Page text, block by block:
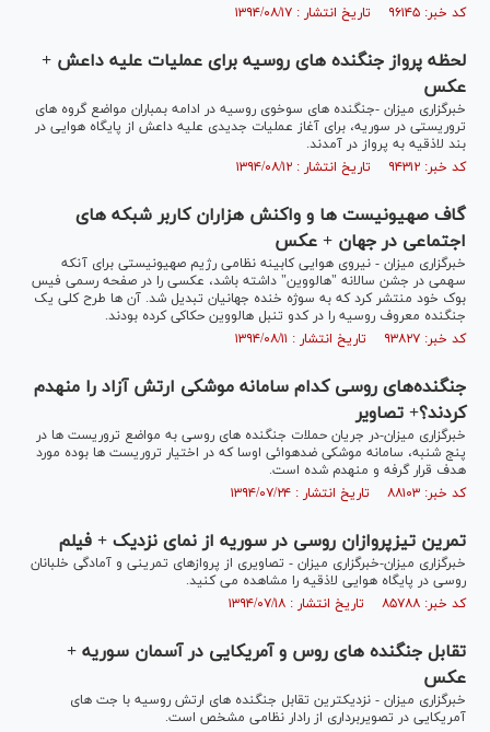
کد خبر: ۹۶۱۴۵ تاریخ انتشار : ۱۳۹۴/۰۸/۱۷
لحظه پرواز جنگنده های روسیه برای عملیات علیه داعش +
عکس
خبرگزاری میزان -جنگنده های سوخوی روسیه در ادامه بمباران مواضع گروه های
تروریستی در سوریه، برای آغاز عملیات جدیدی علیه داعش از پایگاه هوایی در
بند لاذقیه به پرواز در آمدند.
کد خبر: ۹۴۳۱۲ تاریخ انتشار : ۱۳۹۴/۰۸/۱۲
گاف صهیونیست ها و واکنش هزاران کاربر شبکه های
اجتماعی در جهان + عکس
خبرگزاری میزان - نیروی هوایی کابینه نظامی رژیم صهیونیستی برای آنکه
سهمی در جشن سالانه "هالووین" داشته باشد، عکسی را در صفحه رسمی فیس
بوک خود منتشر کرد که به سوژه خنده جهانیان تبدیل شد. آن ها طرح کلی یک
جنگنده معروف روسیه را در کدو تنبل هالووین حکاکی کرده بودند.
کد خبر: ۹۳۸۲۷ تاریخ انتشار : ۱۳۹۴/۰۸/۱۱
جنگنده‌های روسی کدام سامانه موشکی ارتش آزاد را منهدم
کردند؟+ تصاویر
خبرگزاری میزان-در جریان حملات جنگنده های روسی به مواضع تروریست ها در
پنج شنبه، سامانه موشکی ضدهوائی اوسا که در اختیار تروریست ها بوده مورد
هدف قرار گرفه و منهدم شده است.
کد خبر: ۸۸۱۰۳ تاریخ انتشار : ۱۳۹۴/۰۷/۲۴
تمرین تیزپروازان روسی در سوریه از نمای نزدیک + فیلم
خبرگزاری میزان-خبرگزاری میزان - تصاویری از پروازهای تمرینی و آمادگی خلبانان
روسی در پایگاه هوایی لاذقیه را مشاهده می کنید.
کد خبر: ۸۵۷۸۸ تاریخ انتشار : ۱۳۹۴/۰۷/۱۸
تقابل جنگنده های روس و آمریکایی در آسمان سوریه +
عکس
خبرگزاری میزان - نزدیکترین تقابل جنگنده های ارتش روسیه با جت های
آمریکایی در تصویربرداری از رادار نظامی مشخص است.